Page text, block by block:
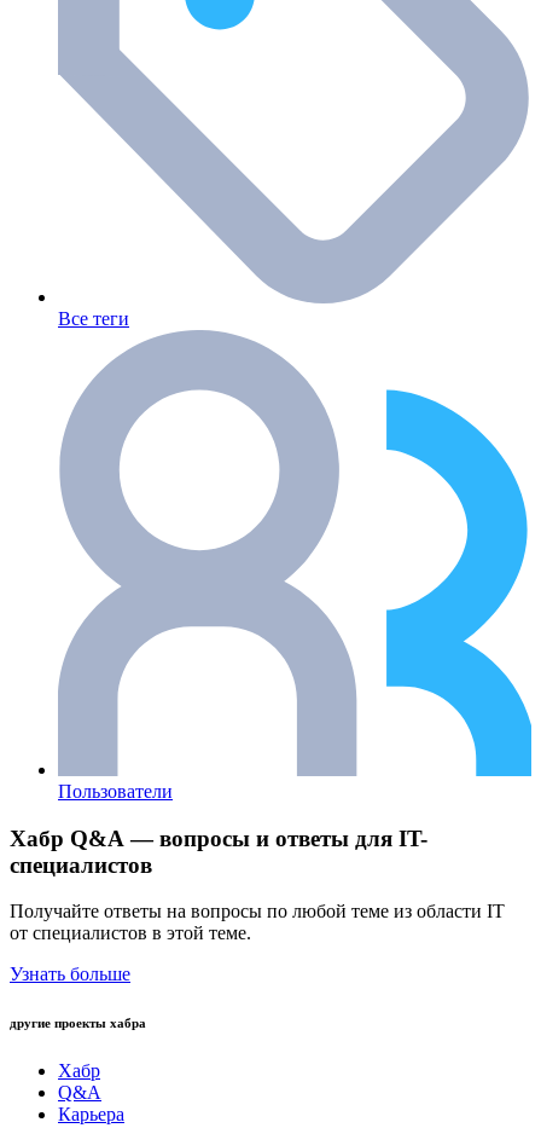
Все теги
Пользователи
Хабр Q&A — вопросы и ответы для IT-
специалистов
Получайте ответы на вопросы по любой теме из области IT
от специалистов в этой теме.
Узнать больше
другие проекты хабра
Хабр
Q&A
Карьера